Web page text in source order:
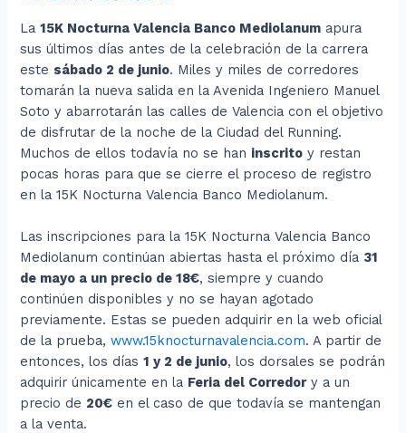
La15K Nocturna Valencia Banco Mediolanum apura
sus últimos días antes de la celebración de la carrera
este sábado 2 de junio. Miles y miles de corredores
tomarán la nueva salida en la Avenida Ingeniero Manuel
Soto y abarrotarán las calles de Valencia con el objetivo
de disfrutar de la noche de la Ciudad del Running.
Muchos de ellos todavía no se han inscrito y restan
pocas horas para que se cierre el proceso de registro
en la 15K Nocturna Valencia Banco Mediolanum.
Las inscripciones para la 15K Nocturna Valencia Banco
Mediolanum continúan abiertas hasta el próximo día 31
de mayo a un precio de 18€, siempre y cuando
continúen disponibles y no se hayan agotado
previamente. Estas se pueden adquirir en la web oficial
de la prueba,www.15knocturnavalencia.com. A partir de
entonces, los días1 y 2 de junio, los dorsales se podrán
adquirir únicamente en la Feria del Corredory a un
precio de 20€ en el caso de que todavía se mantengan
a la venta.